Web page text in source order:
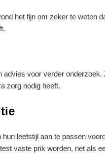
het fijn om zeker te weten
voor verder
zorg nodig heeft.
leefstijl aan te passen
vaste prik worden, net als